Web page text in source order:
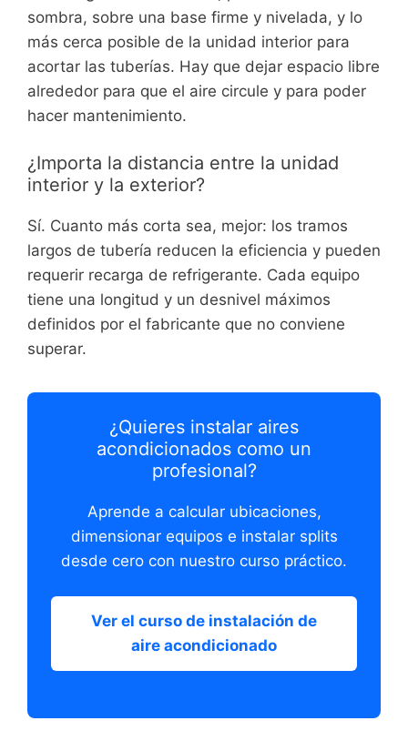
sombra, sobre una base firme y nivelada, y lo
más cerca posible de la unidad interior para
acortar las tuberías. Hay que dejar espacio libre
alrededor para que el aire circule y para poder
hacer mantenimiento.
¿Importa la distancia entre la unidad
interior y la exterior?
Sí. Cuanto más corta sea, mejor: los tramos
largos de tubería reducen la eficiencia y pueden
requerir recarga de refrigerante. Cada equipo
tiene una longitud y un desnivel máximos
definidos por el fabricante que no conviene
superar.
¿Quieres instalar aires
acondicionados como un
profesional?
Aprende a calcular ubicaciones,
dimensionar equipos e instalar splits
desde cero con nuestro curso práctico.
Ver el curso de instalación de
aire acondicionado